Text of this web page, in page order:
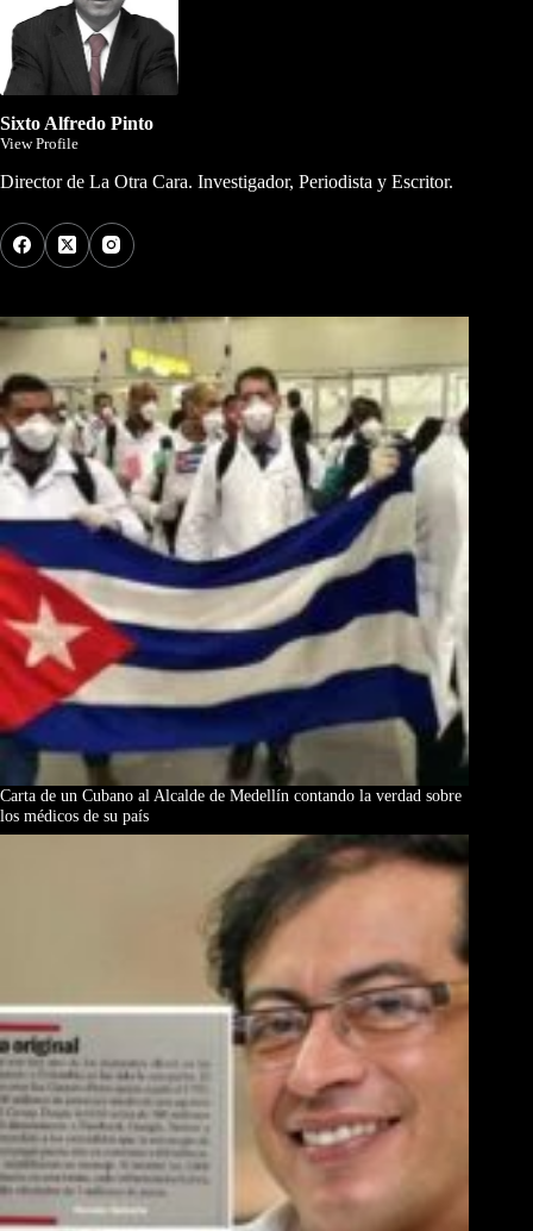
Sixto Alfredo Pinto
View Profile
Director de La Otra Cara. Investigador, Periodista y Escritor.
Carta de un Cubano al Alcalde de Medellín contando la verdad sobre
los médicos de su país